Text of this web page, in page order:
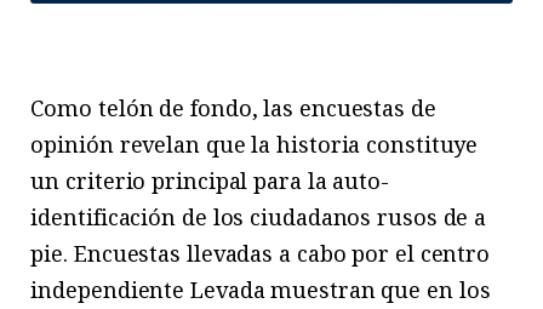
Como telón de fondo, las encuestas de
opinión revelan que la historia constituye
un criterio principal para la auto-
identificación de los ciudadanos rusos de a
pie. Encuestas llevadas a cabo por el centro
independiente Levada muestran que en los